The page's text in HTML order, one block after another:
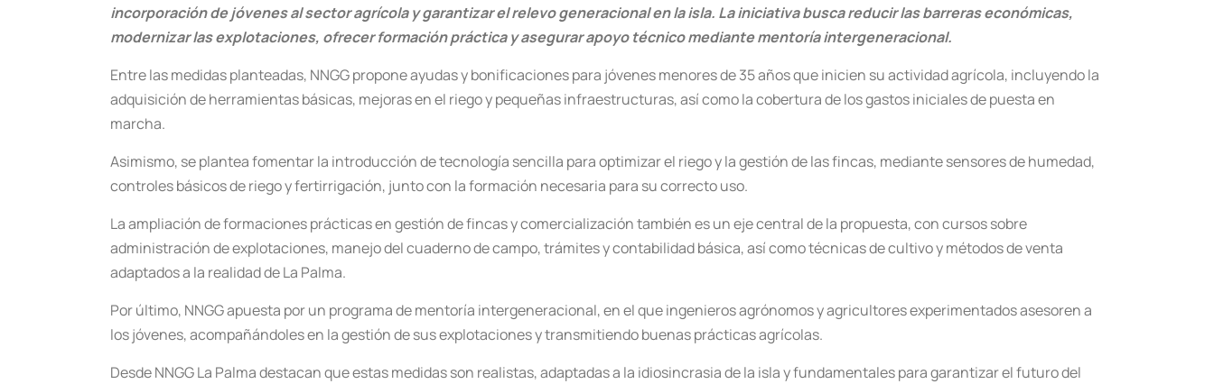
incorporación de jóvenes al sector agrícola y garantizar el relevo generacional en la isla. La iniciativa busca reducir las barreras económicas,
modernizar las explotaciones, ofrecer formación práctica y asegurar apoyo técnico mediante mentoría intergeneracional.
Entre las medidas planteadas, NNGG propone ayudas y bonificaciones para jóvenes menores de 35 años que inicien su actividad agrícola, incluyendo la
adquisición de herramientas básicas, mejoras en el riego y pequeñas infraestructuras, así como la cobertura de los gastos iniciales de puesta en
marcha.
Asimismo, se plantea fomentar la introducción de tecnología sencilla para optimizar el riego y la gestión de las fincas, mediante sensores de humedad,
controles básicos de riego y fertirrigación, junto con la formación necesaria para su correcto uso.
La ampliación de formaciones prácticas en gestión de fincas y comercialización también es un eje central de la propuesta, con cursos sobre
administración de explotaciones, manejo del cuaderno de campo, trámites y contabilidad básica, así como técnicas de cultivo y métodos de venta
adaptados a la realidad de La Palma.
Por último, NNGG apuesta por un programa de mentoría intergeneracional, en el que ingenieros agrónomos y agricultores experimentados asesoren a
los jóvenes, acompañándoles en la gestión de sus explotaciones y transmitiendo buenas prácticas agrícolas.
Desde NNGG La Palma destacan que estas medidas son realistas, adaptadas a la idiosincrasia de la isla y fundamentales para garantizar el futuro del